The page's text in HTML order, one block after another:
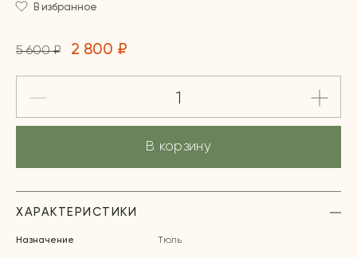
В избранное
5 600 ₽ 2 800 ₽
В корзину
ХАРАКТЕРИСТИКИ
Назначение Тюль